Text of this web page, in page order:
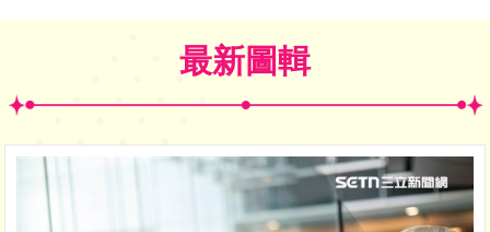
最新圖輯